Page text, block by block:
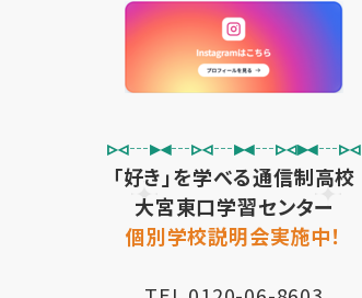
▹◃┄▸◂┄▹◃┄▸◂┄▹◃▸◂┄▹◃
「好き」を学べる通信制高校
大宮東口学習センター
個別学校説明会実施中！